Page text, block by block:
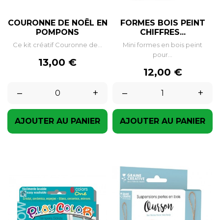
COURONNE DE NOËL EN
POMPONS
Ce kit créatif Couronne de...
Prix
13,00 €
– +
AJOUTER AU PANIER
FORMES BOIS PEINT
CHIFFRES...
Mini formes en bois peint
pour...
Prix
12,00 €
–
+
AJOUTER AU PANIER